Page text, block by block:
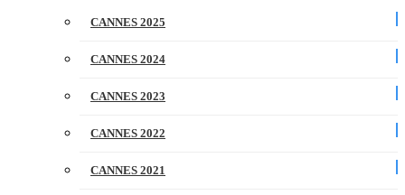
CANNES 2025
CANNES 2024
CANNES 2023
CANNES 2022
CANNES 2021